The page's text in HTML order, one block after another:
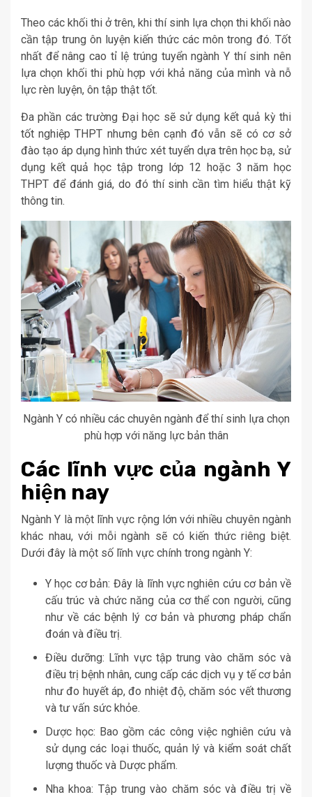
Theo các khối thi ở trên, khi thí sinh lựa chọn thi khối nào
cần tập trung ôn luyện kiến thức các môn trong đó. Tốt
nhất để nâng cao tỉ lệ trúng tuyển ngành Y thí sinh nên
lựa chọn khối thi phù hợp với khả năng của mình và nỗ
lực rèn luyện, ôn tập thật tốt.
Đa phần các trường Đại học sẽ sử dụng kết quả kỳ thi
tốt nghiệp THPT nhưng bên cạnh đó vẫn sẽ có cơ sở
đào tạo áp dụng hình thức xét tuyển dựa trên học bạ, sử
dụng kết quả học tập trong lớp 12 hoặc 3 năm học
THPT để đánh giá, do đó thí sinh cần tìm hiểu thật kỹ
thông tin.
Ngành Y có nhiều các chuyên ngành để thí sinh lựa chọn
phù hợp với năng lực bản thân
Các lĩnh vực của ngành Y
hiện nay
Ngành Y là một lĩnh vực rộng lớn với nhiều chuyên ngành
khác nhau, với mỗi ngành sẽ có kiến thức riêng biệt.
Dưới đây là một số lĩnh vực chính trong ngành Y:
Y học cơ bản: Đây là lĩnh vực nghiên cứu cơ bản về
cấu trúc và chức năng của cơ thể con người, cũng
như về các bệnh lý cơ bản và phương pháp chẩn
đoán và điều trị.
Điều dưỡng: Lĩnh vực tập trung vào chăm sóc và
điều trị bệnh nhân, cung cấp các dịch vụ y tế cơ bản
như đo huyết áp, đo nhiệt độ, chăm sóc vết thương
và tư vấn sức khỏe.
Dược học: Bao gồm các công việc nghiên cứu và
sử dụng các loại thuốc, quản lý và kiểm soát chất
lượng thuốc và Dược phẩm.
Nha khoa: Tập trung vào chăm sóc và điều trị về